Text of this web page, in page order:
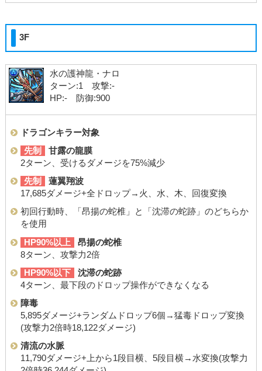
3F
水の護神龍・ナロ
ターン:1 攻撃:-
HP:- 防御:900
ドラゴンキラー対象
先制
甘露の龍膜
2ターン、受けるダメージを75%減少
先制
蓮翼翔波
17,685ダメージ+全ドロップ→火、水、木、回復変換
初回行動時、「昂揚の蛇椎」と「沈滞の蛇跡」のどちらか
を使用
HP90%以上
昂揚の蛇椎
8ターン、攻撃力2倍
HP90%以下
沈滞の蛇跡
4ターン、最下段のドロップ操作ができなくなる
障毒
5,895ダメージ+ランダムドロップ6個→猛毒ドロップ変換
(攻撃力2倍時18,122ダメージ)
清流の水脈
11,790ダメージ+上から1段目横、5段目横→水変換(攻撃力